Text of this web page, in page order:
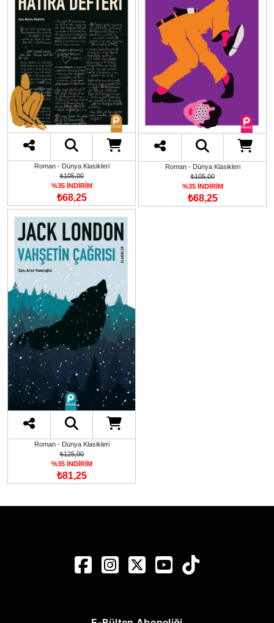
Roman - Dünya Klasikleri
₺105,00
%35 İNDİRİM
₺68,25
Roman - Dünya Klasikleri
₺105,00
%35 İNDİRİM
₺68,25
Roman - Dünya Klasikleri
₺125,00
%35 İNDİRİM
₺81,25